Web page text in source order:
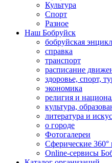
Культура
Спорт
Разное
Наш Бобруйск
бобруйская
справка
транспорт
расписание
здоровье, спорт,
экономика
религия и
культура,
литература и
о городе
Фотогалереи
Сферические
Online-сервисы